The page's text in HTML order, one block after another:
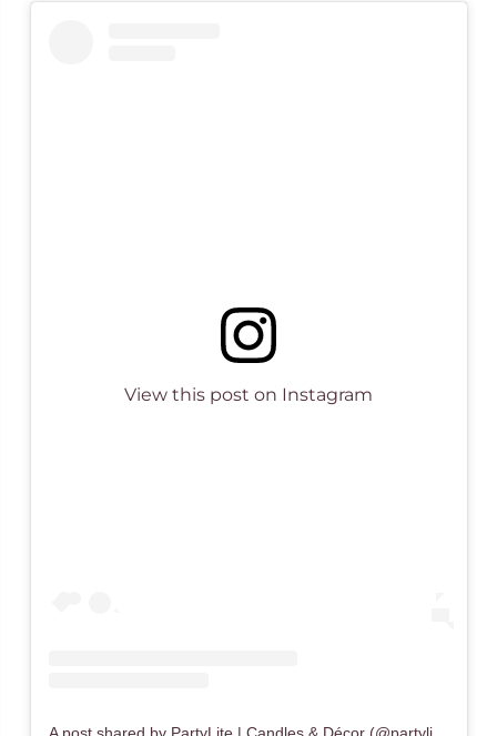
View this post on Instagram
A post shared by PartyLite | Candles & Décor (@partylite)